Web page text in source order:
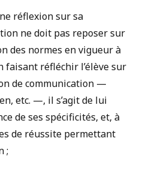
réflexion sur sa
ne doit pas reposer sur
des normes en vigueur à
faisant réfléchir l’élève sur
de communication —
etc. —, il s’agit de lui
de ses spécificités, et, à
de réussite permettant
;